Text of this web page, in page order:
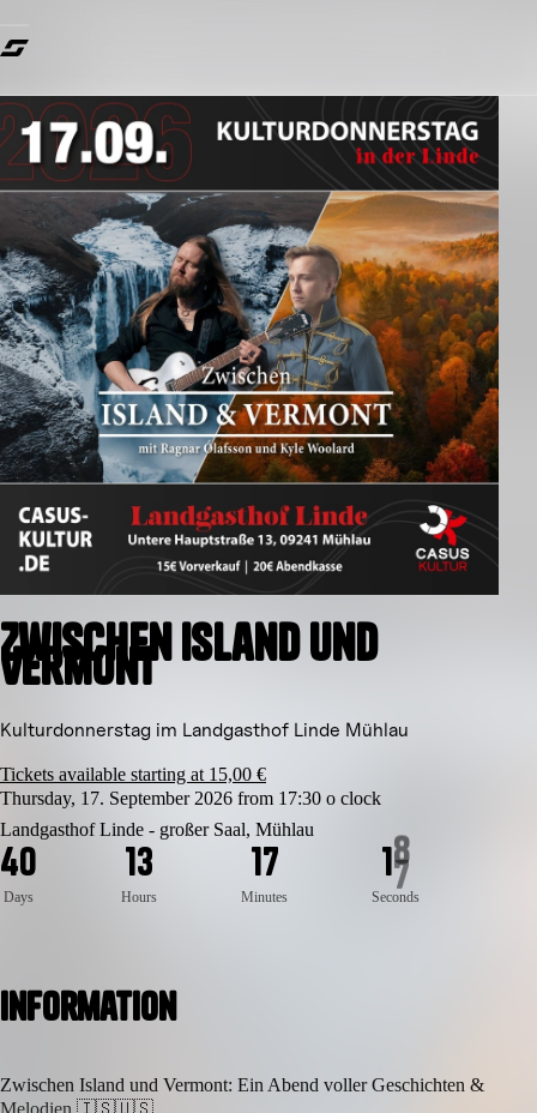
Zwischen Island und
Vermont
Kulturdonnerstag im Landgasthof Linde Mühlau
Tickets available starting at 15,00 €
Thursday, 17. September 2026 from 17:30 o clock
Landgasthof Linde - großer Saal, Mühlau
40
Days
13
Hours
17
Minutes
17
Seconds
Information
Zwischen Island und Vermont: Ein Abend voller Geschichten &
Melodien 🇮🇸🇺🇸